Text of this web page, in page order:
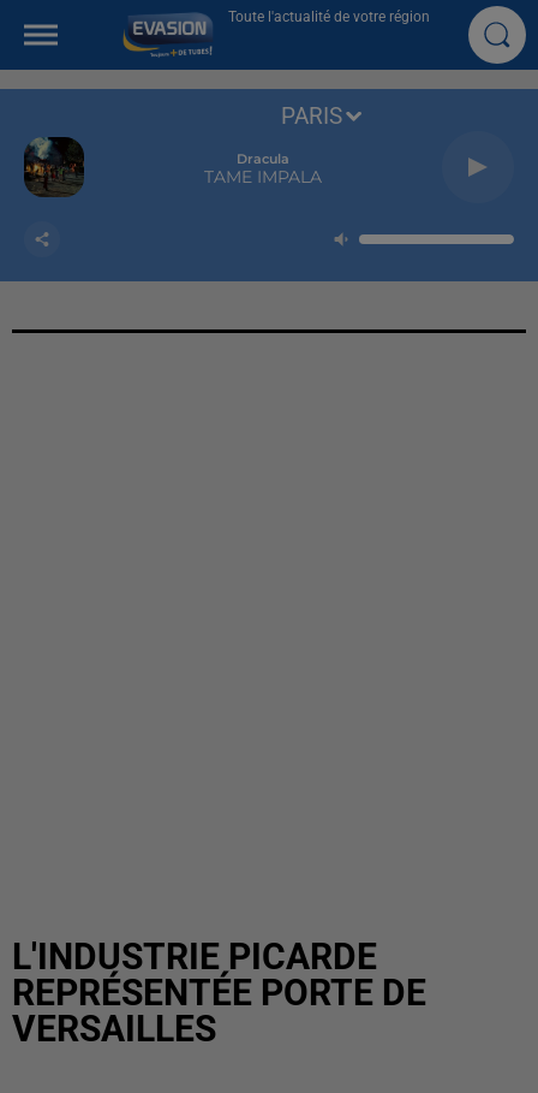
Toute l'actualité de votre région
Dracula
TAME IMPALA
PARIS
L'INDUSTRIE PICARDE
REPRÉSENTÉE PORTE DE
VERSAILLES